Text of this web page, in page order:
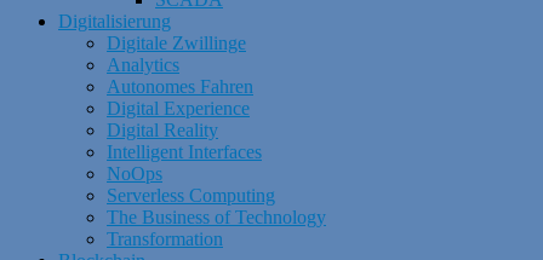
Digitalisierung
Digitale Zwillinge
Analytics
Autonomes Fahren
Digital Experience
Digital Reality
Intelligent Interfaces
NoOps
Serverless Computing
The Business of Technology
Transformation